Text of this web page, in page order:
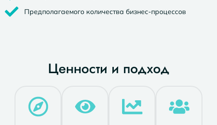
Предполагаемого количества бизнес-процессов
Ценности и подход